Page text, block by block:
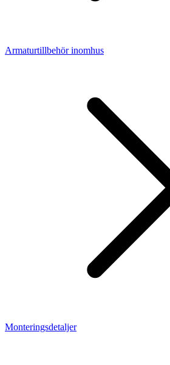
Armaturtillbehör inomhus
Monteringsdetaljer